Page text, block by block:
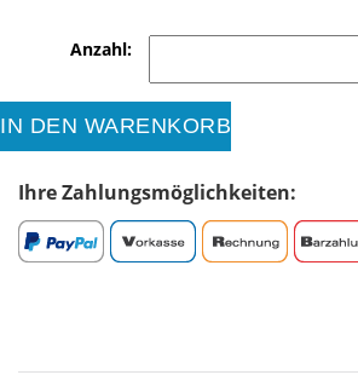
Anzahl:
IN DEN WARENKORB
Ihre Zahlungsmöglichkeiten: